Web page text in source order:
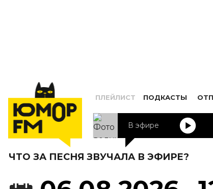
ПЛЕЙЛИСТ ПОДКАСТЫ
В эфире
ЧТО ЗА ПЕСНЯ ЗВУЧАЛА В ЭФИРЕ?